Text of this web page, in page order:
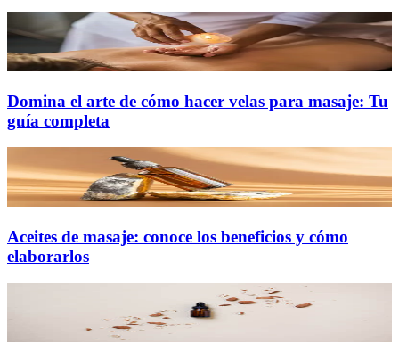
Domina el arte de cómo hacer velas para masaje: Tu
guía completa
Aceites de masaje: conoce los beneficios y cómo
elaborarlos